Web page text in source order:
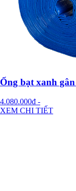
Ống bạt xanh
4.080.000đ -
XEM CHI TIẾT